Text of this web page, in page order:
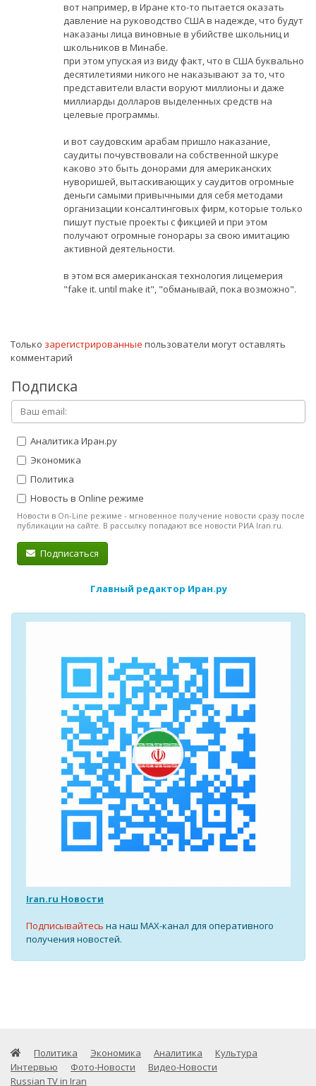
вот например, в Иране кто-то пытается оказать
давление на руководство США в надежде, что будут
наказаны лица виновные в убийстве школьниц и
школьников в Минабе.
при этом упуская из виду факт, что в США буквально
десятилетиями никого не наказывают за то, что
представители власти воруют миллионы и даже
миллиарды долларов выделенных средств на
целевые программы.
и вот саудовским арабам пришло наказание,
саудиты почувствовали на собственной шкуре
каково это быть донорами для американских
нуворишей, вытаскивающих у саудитов огромные
деньги самыми привычными для себя методами
организации консалтинговых фирм, которые только
пишут пустые проекты с фикцией и при этом
получают огромные гонорары за свою имитацию
активной деятельности.
в этом вся американская технология лицемерия
"fake it. until make it", "обманывай, пока возможно".
Только зарегистрированные пользователи могут оставлять
комментарий
Подписка
Аналитика Иран.ру
Экономика
Политика
Новость в Online режиме
Новости в On-Line режиме - мгновенное получение новости сразу после
публикации на сайте. В рассылку попадают все новости РИА Iran.ru.
Подписаться
Главный редактор Иран.ру
Iran.ru Новости
Подписывайтесь на наш MAX-канал для оперативного
получения новостей.
Политика Экономика Аналитика
Культура
Интервью
Фото-Новости
Видео-Новости
Russian TV in Iran